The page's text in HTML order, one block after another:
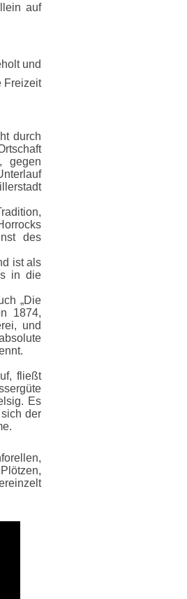
auf
und
Freizeit
durch
gegen
des
ist als
in die
„Die
1874,
und
fließt
Es
der